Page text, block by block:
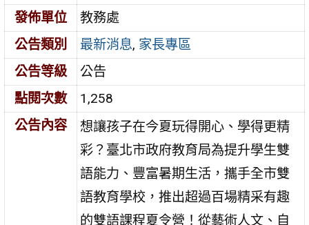
發佈單位
教務處
公告類別
最新消息, 家長專區
公告等級
公告
點閱次數
1,258
公告內容
想讓孩子在今夏玩得開心、學得更精
彩？臺北市政府教育局為提升學生雙
語能力、豐富暑期生活，攜手全市雙
語教育學校，推出超過百場精采有趣
的雙語課程夏令營！從藝術人文、自